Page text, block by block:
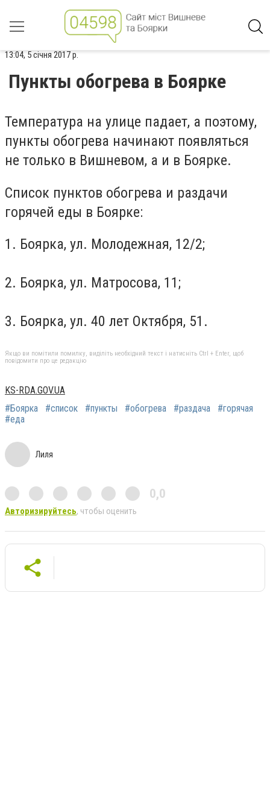
13:04, 5 січня 2017 р.
Пункты обогрева в Боярке
Температура на улице падает, а поэтому,
пункты обогрева начинают появляться
не только в Вишневом, а и в Боярке.
Список пунктов обогрева и раздачи
горячей еды в Боярке:
1. Боярка, ул. Молодежная, 12/2;
2. Боярка, ул. Матросова, 11;
3. Боярка, ул. 40 лет Октября, 51.
Якщо ви помітили помилку, виділіть необхідний текст і натисніть Ctrl + Enter, щоб
повідомити про це редакцію
KS-RDA.GOV.UA
#Боярка
#список #пункты #обогрева #раздача
#горячая
#еда
Лиля
0,0
Авторизируйтесь, чтобы оценить